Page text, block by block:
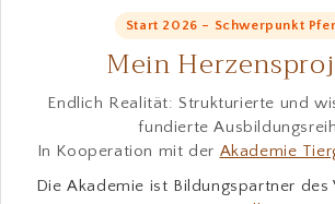
Start 2026 – Schwerpunkt
Mein
Endlich Realität: Strukturierte und
fundierte
In Kooperation mit der Akademie
Die Akademie ist Bildungspartner des